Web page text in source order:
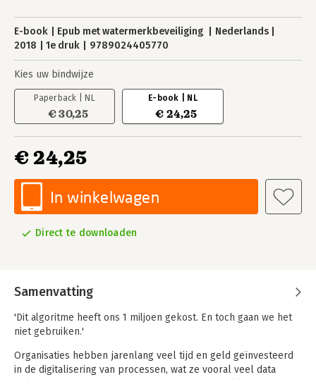
E-book Epub met watermerkbeveiliging
Nederlands
2018
1e druk 9789024405770
Kies uw bindwijze
Paperback | NL
€ 30,25
E-book | NL
€ 24,25
€ 24,25
In winkelwagen
Direct te downloaden
Samenvatting
'Dit algoritme heeft ons 1 miljoen gekost. En toch gaan we het
niet gebruiken.'
Organisaties hebben jarenlang veel tijd en geld geïnvesteerd
in de digitalisering van processen, wat ze vooral veel data